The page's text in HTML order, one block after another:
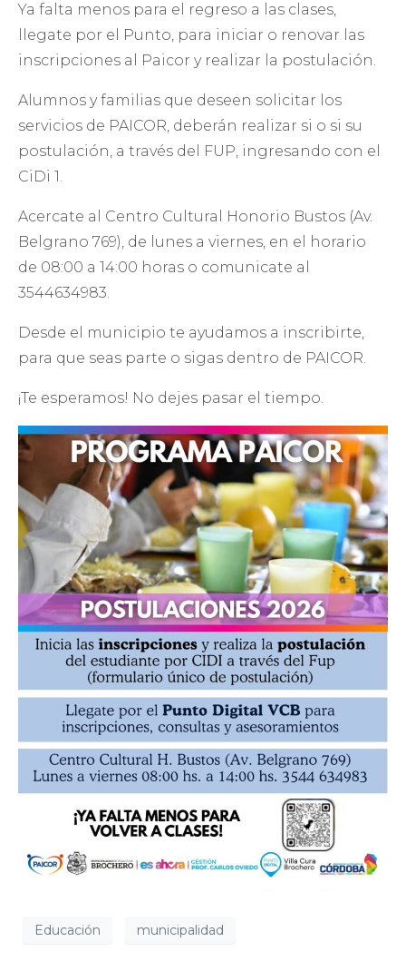
Ya falta menos para el regreso a las clases,
llegate por el Punto, para iniciar o renovar las
inscripciones al Paicor y realizar la postulación.
Alumnos y familias que deseen solicitar los
servicios de PAICOR, deberán realizar si o si su
postulación, a través del FUP, ingresando con el
CiDi 1.
Acercate al Centro Cultural Honorio Bustos (Av.
Belgrano 769), de lunes a viernes, en el horario
de 08:00 a 14:00 horas o comunicate al
3544634983.
Desde el municipio te ayudamos a inscribirte,
para que seas parte o sigas dentro de PAICOR.
¡Te esperamos! No dejes pasar el tiempo.
Educación municipalidad